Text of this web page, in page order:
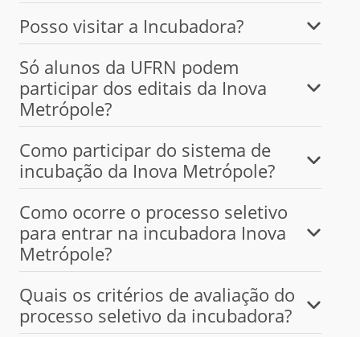
Posso visitar a Incubadora?
Só alunos da UFRN podem
participar dos editais da Inova
Metrópole?
Como participar do sistema de
incubação da Inova Metrópole?
Como ocorre o processo seletivo
para entrar na incubadora Inova
Metrópole?
Quais os critérios de avaliação do
processo seletivo da incubadora?